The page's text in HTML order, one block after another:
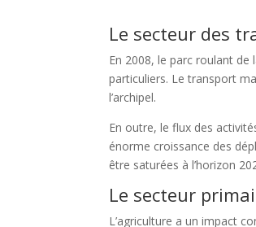
Le secteur des
En 2008, le parc roulant
particuliers. Le transport
l’archipel.
En outre, le flux des
énorme croissance des
être saturées à l’horizon
Le secteur
L’agriculture a un impact